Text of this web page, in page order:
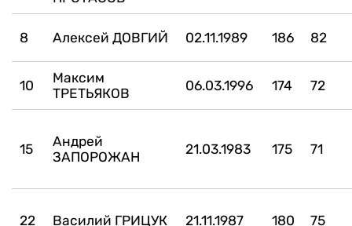
8 Алексей ДОВГИЙ 02.11.1989 186 82
10
Максим
ТРЕТЬЯКОВ
06.03.1996 174 72
15
Андрей
ЗАПОРОЖАН
21.03.1983 175 71
22 Василий ГРИЦУК 21.11.1987 180 75